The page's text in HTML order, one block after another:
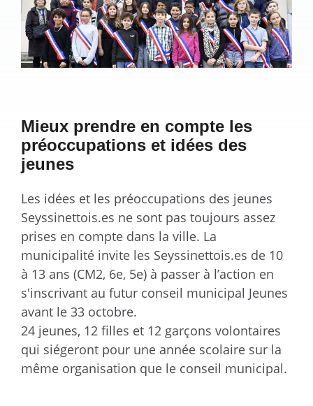
Mieux prendre en compte les
préoccupations et idées des
jeunes
Les idées et les préoccupations des jeunes
Seyssinettois.es ne sont pas toujours assez
prises en compte dans la ville. La
municipalité invite les Seyssinettois.es de 10
à 13 ans (CM2, 6e, 5e) à passer à l’action en
s'inscrivant au futur conseil municipal Jeunes
avant le 33 octobre.
24 jeunes, 12 filles et 12 garçons volontaires
qui siégeront pour une année scolaire sur la
même organisation que le conseil municipal.